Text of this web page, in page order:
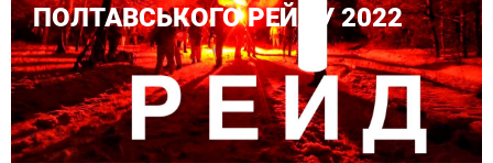
ПОЛТАВСЬКОГО РЕЙДУ 2022